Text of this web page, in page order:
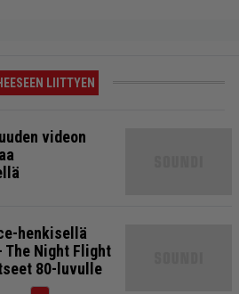
LIITTYEN
videon
henkisellä
Night Flight
80-luvulle